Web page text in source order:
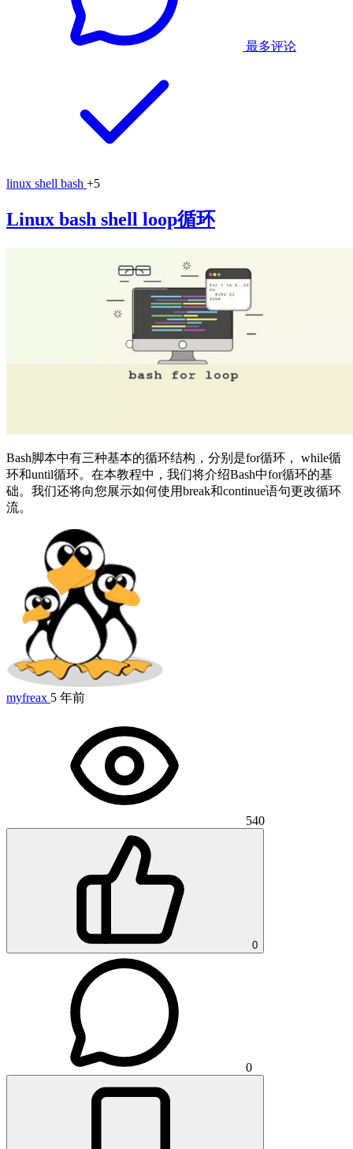
最多评论
linux shell bash +5
Linux bash shell loop循环
Bash脚本中有三种基本的循环结构，分别是for循环， while循
环和until循环。在本教程中，我们将介绍Bash中for循环的基
础。我们还将向您展示如何使用break和continue语句更改循环
流。
myfreax 5 年前
540
0
0